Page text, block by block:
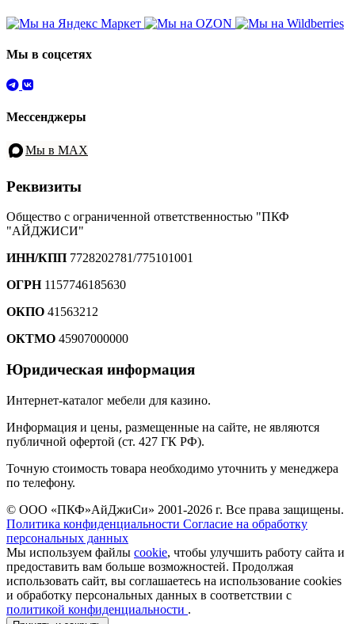
Мы в соцсетях
Мессенджеры
Мы в MAX
Реквизиты
Общество с ограниченной ответственностью "ПКФ
"АЙДЖИСИ"
ИНН/КПП 7728202781/775101001
ОГРН1157746185630
ОКПО 41563212
ОКТМО 45907000000
Юридическая информация
Интернет-каталог мебели для казино.
Информация и цены, размещенные на сайте, не являются
публичной офертой (ст. 427 ГК РФ).
Точную стоимость товара необходимо уточнить у менеджера
по телефону.
© ООО «ПКФ»АйДжиСи» 2001-2026 г. Все права защищены.
Политика конфиденциальности Согласие на обработку
персональных данных
Мы используем файлы cookie, чтобы улучшить работу сайта и
предоставить вам больше возможностей. Продолжая
использовать сайт, вы соглашаетесь на использование cookies
и обработку персональных данных в соответствии с
политикой конфиденциальности .